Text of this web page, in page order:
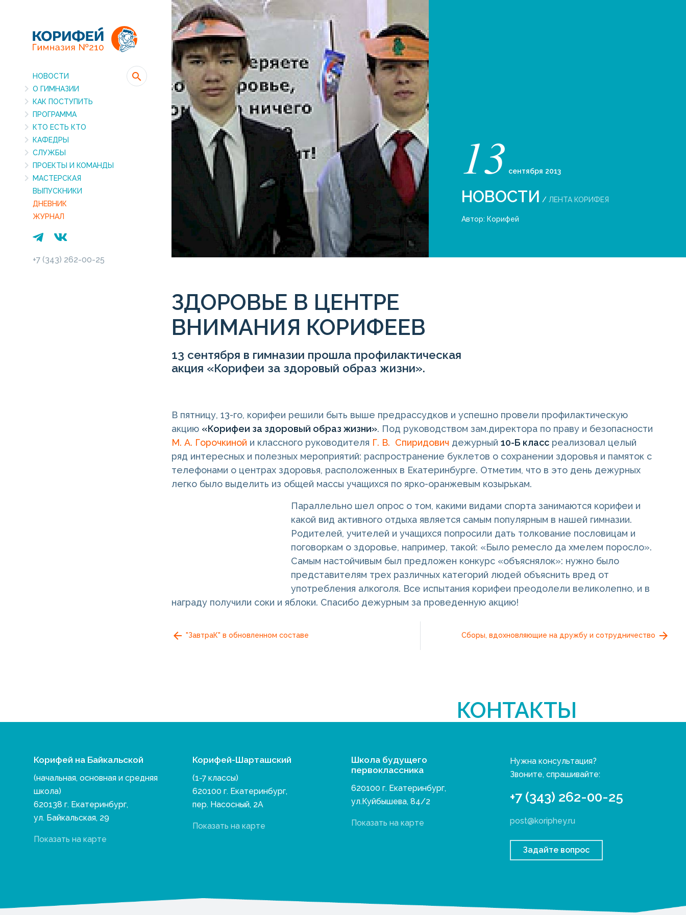
НОВОСТИ
О ГИМНАЗИИ
КАК ПОСТУПИТЬ
ПРОГРАММА
КТО ЕСТЬ КТО
КАФЕДРЫ
СЛУЖБЫ
ПРОЕКТЫ И КОМАНДЫ
МАСТЕРСКАЯ
ВЫПУСКНИКИ
ДНЕВНИК
ЖУРНАЛ
+7 (343) 262-00-25
13 сентября 2013
НОВОСТИ / ЛЕНТА КОРИФЕЯ
Автор: Корифей
ЗДОРОВЬЕ В ЦЕНТРЕ
ВНИМАНИЯ КОРИФЕЕВ
13 сентября в гимназии прошла профилактическая
акция «Корифеи за здоровый образ жизни».
В пятницу, 13-го, корифеи решили быть выше предрассудков и успешно провели профилактическую
акцию «Корифеи за здоровый образ жизни». Под руководством зам.директора по праву и безопасности
М. А. Горочкиной и классного руководителя Г. В. Спиридович дежурный 10-Б класс реализовал целый
ряд интересных и полезных мероприятий: распространение буклетов о сохранении здоровья и памяток с
телефонами о центрах здоровья, расположенных в Екатеринбурге. Отметим, что в это день дежурных
легко было выделить из общей массы учащихся по ярко-оранжевым козырькам.
Параллельно шел опрос о том, какими видами спорта занимаются корифеи и
какой вид активного отдыха является самым популярным в нашей гимназии.
Родителей, учителей и учащихся попросили дать толкование пословицам и
поговоркам о здоровье, например, такой: «Было ремесло да хмелем поросло».
Самым настойчивым был предложен конкурс «объяснялок»: нужно было
представителям трех различных категорий людей объяснить вред от
употребления алкоголя. Все испытания корифеи преодолели великолепно, и в
награду получили соки и яблоки. Спасибо дежурным за проведенную акцию!
"ЗавтраК" в обновленном составе Сборы, вдохновляющие на дружбу и сотрудничество
КОНТАКТЫ
Корифей на Байкальской
(начальная, основная и средняя
школа)
620138 г. Екатеринбург,
ул. Байкальская, 29
Показать на карте
Корифей-Шарташский
(1-7 классы)
620100 г. Екатеринбург,
пер. Насосный, 2А
Показать на карте
Школа будущего
первоклассника
620100 г. Екатеринбург,
ул.Куйбышева, 84/2
Показать на карте
Нужна консультация?
Звоните, спрашивайте:
+7 (343) 262-00-25
post@koriphey.ru
Задайте вопрос